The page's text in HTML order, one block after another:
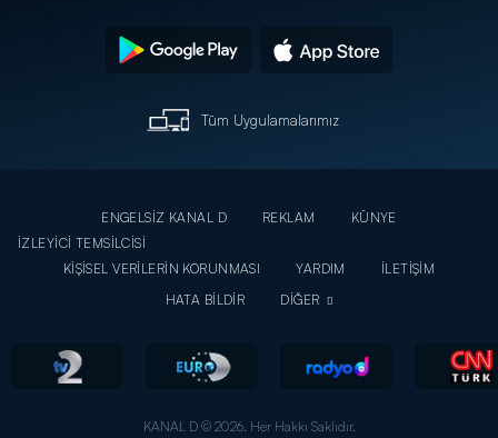
Tüm Uygulamalarımız
ENGELSİZ KANAL D REKLAM
KÜNYE
İZLEYİCİ TEMSİLCİSİ
KİŞİSEL VERİLERİN KORUNMASI
YARDIM
İLETİŞİM
HATA BİLDİR
DİĞER
KANAL D © 2026. Her Hakkı Saklıdır.